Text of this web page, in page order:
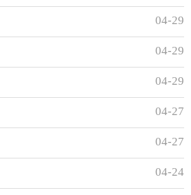
04-29
04-29
04-29
04-27
04-27
04-24